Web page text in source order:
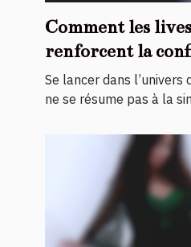
Comment les
renforcent la
Se lancer dans l’univers
ne se résume pas à la